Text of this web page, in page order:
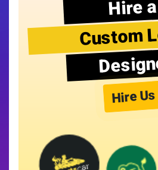
Hire a
Custom
Hire Us